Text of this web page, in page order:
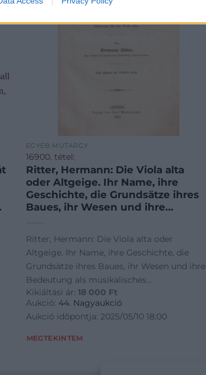
EGYÉB MŰTÁRGY
16900. tétel:
Ritter, Hermann: Die Viola alta
oder Altgeige. Ihr Name, ihre
Geschichte, die Grundsätze ihres
Baues, ihr Wesen und ihre
R. Wagner’s an den Verfasser.
Aphorismen über die Viola alta.
Die Bagatella’schen
Geigenbauregeln.
Hauptsächlichtste Musik-Litteratur
für die Viola alta. [Lipcse] Leipzig,
1885. Verlag von Carl Merseburger
1 t. (címkép) + [4] + 74 p. + 2 t.
Ritter, Hermann: Die Viola alta oder
Altgeige. Ihr Name, ihre Geschichte, die
Grundsätze ihres Baues, ihr Wesen und ihre
Bedeutung als musikalisches
Ausdrucksmittel. Als Anhang: Brief R.
Wagner's an den Verfasser. Aphorismen
über die Viola alta. Die Bagatella'schen
Geigenbauregeln. Hauptsächlichtste Musik-
Kikiáltási ár: 18 000 Ft
Aukció: 44. Nagyaukció
Aukció időpontja: 2025/05/10 18:00
MEGTEKINTEM